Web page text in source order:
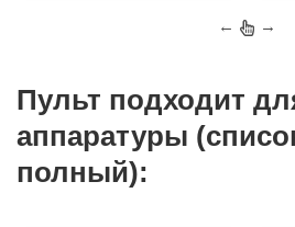
← →
Пульт подходит
аппаратуры
полный):